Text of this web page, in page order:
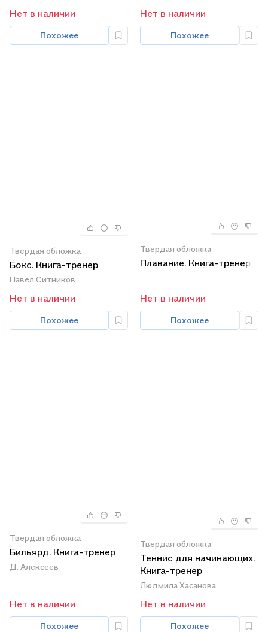
Нет в наличии
Похожее
Нет в наличии
Похожее
Твердая обложка
Бокс. Книга-тренер
Павел Ситников
Нет в наличии
Похожее
Твердая обложка
Плавание. Книга-тренер
Нет в наличии
Похожее
Твердая обложка
Бильярд. Книга-тренер
Д. Алексеев
Нет в наличии
Похожее
Твердая обложка
Теннис для начинающих.
Книга-тренер
Людмила Хасанова
Нет в наличии
Похожее